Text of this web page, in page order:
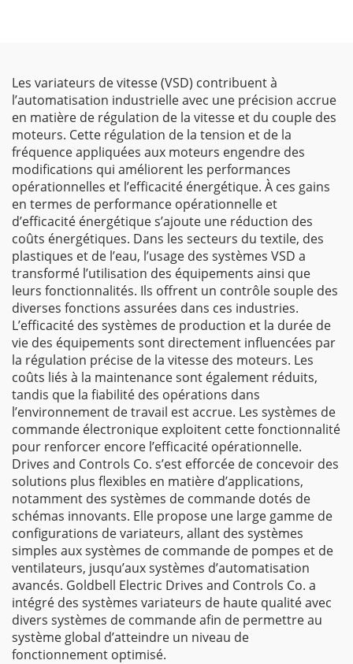
Les variateurs de vitesse (VSD) contribuent à
l’automatisation industrielle avec une précision accrue
en matière de régulation de la vitesse et du couple des
moteurs. Cette régulation de la tension et de la
fréquence appliquées aux moteurs engendre des
modifications qui améliorent les performances
opérationnelles et l’efficacité énergétique. À ces gains
en termes de performance opérationnelle et
d’efficacité énergétique s’ajoute une réduction des
coûts énergétiques. Dans les secteurs du textile, des
plastiques et de l’eau, l’usage des systèmes VSD a
transformé l’utilisation des équipements ainsi que
leurs fonctionnalités. Ils offrent un contrôle souple des
diverses fonctions assurées dans ces industries.
L’efficacité des systèmes de production et la durée de
vie des équipements sont directement influencées par
la régulation précise de la vitesse des moteurs. Les
coûts liés à la maintenance sont également réduits,
tandis que la fiabilité des opérations dans
l’environnement de travail est accrue. Les systèmes de
commande électronique exploitent cette fonctionnalité
pour renforcer encore l’efficacité opérationnelle.
Drives and Controls Co. s’est efforcée de concevoir des
solutions plus flexibles en matière d’applications,
notamment des systèmes de commande dotés de
schémas innovants. Elle propose une large gamme de
configurations de variateurs, allant des systèmes
simples aux systèmes de commande de pompes et de
ventilateurs, jusqu’aux systèmes d’automatisation
avancés. Goldbell Electric Drives and Controls Co. a
intégré des systèmes variateurs de haute qualité avec
divers systèmes de commande afin de permettre au
système global d’atteindre un niveau de
fonctionnement optimisé.